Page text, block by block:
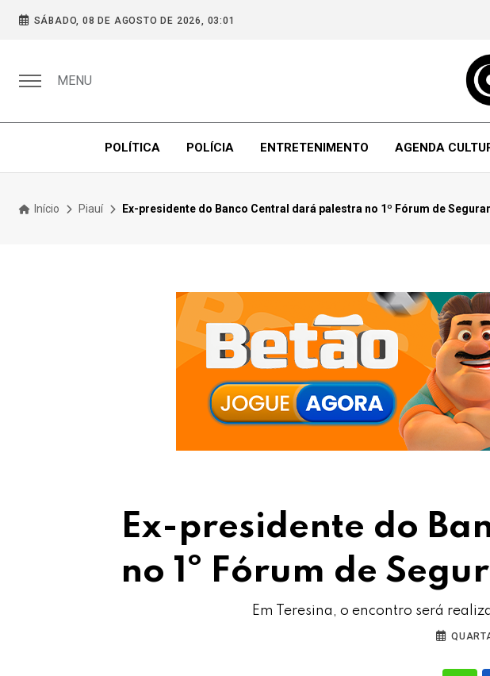
SÁBADO, 08 DE AGOSTO DE 2026, 03:01
MENU
POLÍTICA POLÍCIA ENTRETENIMENTO AGENDA
Início Piauí Ex-presidente do Banco Central dará palestra no 1º Fórum de
Ex-presidente do
no 1º Fórum de
Em Teresina, o encontro será